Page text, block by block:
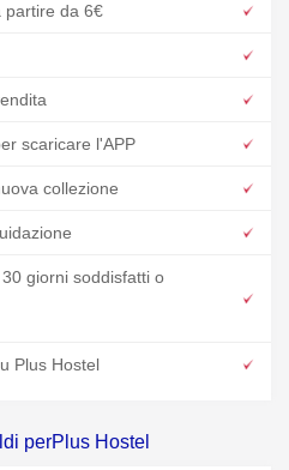
partire da 6€
scaricare l'APP
collezione
giorni soddisfatti o
Plus Hostel
perPlus Hostel